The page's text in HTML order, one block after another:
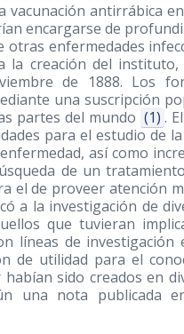
antirrábica
encargarse de
enfermedades
la creación del
de 1888. Los
una suscripción
partes del mundo (1) .
para el estudio de
así como
de un
de proveer atención
a la investigación de
que tuvieran
líneas de investigación
de utilidad para el
sido creados en
una nota publicada